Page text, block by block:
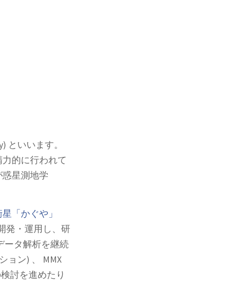
といいます。
的に行われて
星測地学
「かぐや」
発・運用し、研
ータ解析を継続
ョン) 、 MMX
討を進めたり